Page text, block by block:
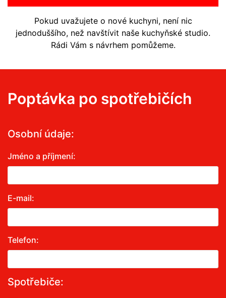
Pokud uvažujete o nové kuchyni, není nic
jednoduššího, než navštívit naše kuchyňské studio.
Rádi Vám s návrhem pomůžeme.
Poptávka po spotřebičích
Osobní údaje:
Jméno a příjmení:
E-mail:
Telefon:
Spotřebiče: